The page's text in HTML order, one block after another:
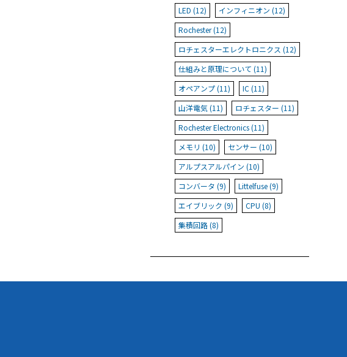
LED (12)
インフィニオン (12)
Rochester (12)
ロチェスターエレクトロニクス (12)
仕組みと原理について (11)
オペアンプ (11)
IC (11)
山洋電気 (11)
ロチェスター (11)
Rochester Electronics (11)
メモリ (10)
センサー (10)
アルプスアルパイン (10)
コンバータ (9)
Littelfuse (9)
エイブリック (9)
CPU (8)
集積回路 (8)